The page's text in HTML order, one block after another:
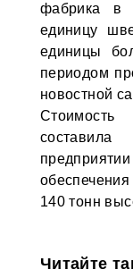
фабрика в
единицу
единицы
периодом
новостной
140 тонн
Читайте